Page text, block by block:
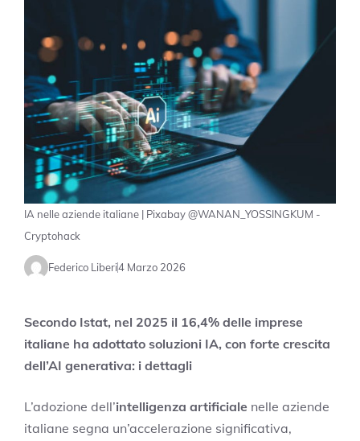
IA nelle aziende italiane | Pixabay @WANAN_YOSSINGKUM -
Cryptohack
Federico Liberi4 Marzo 2026
Secondo Istat, nel 2025 il 16,4% delle imprese
italiane ha adottato soluzioni IA, con forte crescita
dell’AI generativa: i dettagli
L’adozione dell’intelligenza artificiale nelle aziende
italiane segna un’accelerazione significativa,